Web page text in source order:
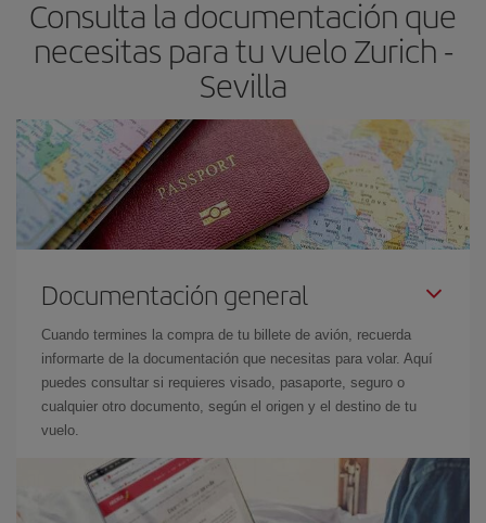
las fechas y los horarios del viaje un poco abiertos, podráselegir
el precio más barato.
Consulta la documentación que
necesitas para tu vuelo Zurich -
Sevilla
Documentación general
Cuando termines la compra de tu billete de avión, recuerda
informarte de la documentación que necesitas para volar. Aquí
puedes consultar si requieres visado, pasaporte, seguro o
cualquier otro documento, según el origen y el destino de tu
vuelo.